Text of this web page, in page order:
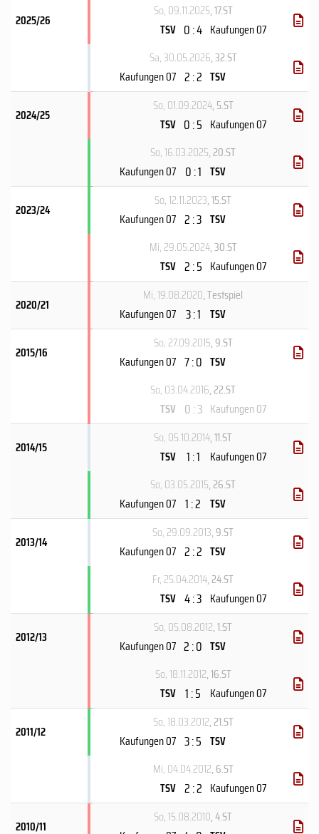
2025/26
So, 09.11.2025, 17.ST
TSV 0 : 4 Kaufungen 07
Sa, 30.05.2026, 32.ST
Kaufungen 07 2 : 2 TSV
2024/25
So, 01.09.2024, 5.ST
TSV 0 : 5 Kaufungen 07
So, 16.03.2025, 20.ST
Kaufungen 07 0 : 1 TSV
2023/24
So, 12.11.2023, 15.ST
Kaufungen 07 2 : 3 TSV
Mi, 29.05.2024, 30.ST
TSV 2 : 5 Kaufungen 07
2020/21
Mi, 19.08.2020, Testspiel
Kaufungen 07 3 : 1 TSV
2015/16
So, 27.09.2015, 9.ST
Kaufungen 07 7 : 0 TSV
So, 03.04.2016, 22.ST
TSV 0 : 3 Kaufungen 07
2014/15
So, 05.10.2014, 11.ST
TSV
1 : 1
Kaufungen 07
So, 03.05.2015, 26.ST
Kaufungen 07 1 : 2 TSV
2013/14
So, 29.09.2013, 9.ST
Kaufungen 07 2 : 2 TSV
Fr, 25.04.2014, 24.ST
TSV 4 : 3 Kaufungen 07
2012/13
So, 05.08.2012, 1.ST
Kaufungen 07 2 : 0 TSV
So, 18.11.2012, 16.ST
TSV 1 : 5 Kaufungen 07
2011/12
So, 18.03.2012, 21.ST
Kaufungen 07 3 : 5 TSV
Mi, 04.04.2012, 6.ST
TSV 2 : 2 Kaufungen 07
2010/11
So, 15.08.2010, 4.ST